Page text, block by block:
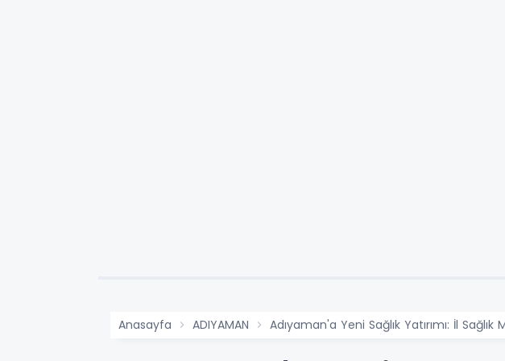
Anasayfa ADIYAMAN Adıyaman'a Yeni Sağlık Yatırımı: İl